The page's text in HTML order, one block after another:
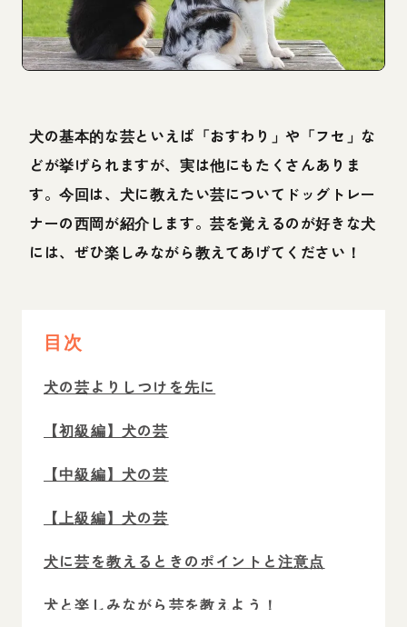
犬の基本的な芸といえば「おすわり」や「フセ」な
どが挙げられますが、実は他にもたくさんありま
す。今回は、犬に教えたい芸についてドッグトレー
ナーの西岡が紹介します。芸を覚えるのが好きな犬
には、ぜひ楽しみながら教えてあげてください！
目次
犬の芸よりしつけを先に
【初級編】犬の芸
【中級編】犬の芸
【上級編】犬の芸
犬に芸を教えるときのポイントと注意点
犬と楽しみながら芸を教えよう！